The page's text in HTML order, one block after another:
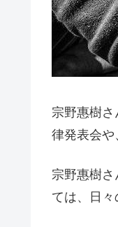
宗野惠樹
律発表会や
宗野惠樹
ては、日々